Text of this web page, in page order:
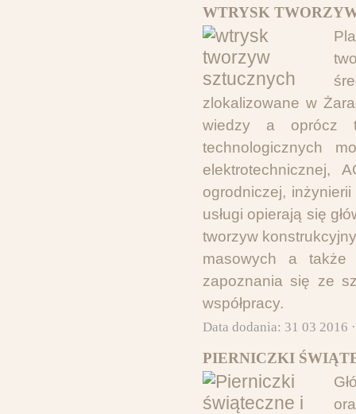
WTRYSK
zlokalizowane w
wiedzy a oprócz
technologicznych
elektrotechnicznej,
ogrodniczej,
usługi opierają się
tworzyw
masowych a także
zapoznania się ze
współpracy.
Data dodania: 31 03 2016
PIERNICZKI